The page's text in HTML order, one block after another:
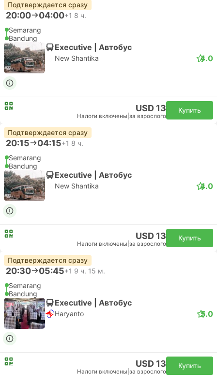
Подтверждается сразу
20:00 04:00+1 8 ч.
Semarang
Bandung
Executive | Автобус
New Shantika 4.0
USD 13
Налоги включены за взрослого
Купить
Подтверждается сразу
20:15 04:15+1 8 ч.
Semarang
Bandung
Executive | Автобус
New Shantika 4.0
USD 13
Налоги включены за взрослого
Купить
Подтверждается сразу
20:30 05:45+1 9 ч. 15 м.
Semarang
Bandung
Executive | Автобус
Haryanto 5.0
USD 13
Налоги включены за взрослого
Купить